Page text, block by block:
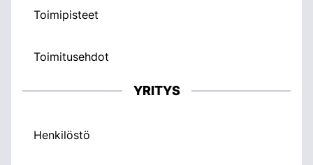
Toimipisteet
Toimitusehdot
YRITYS
Henkilöstö